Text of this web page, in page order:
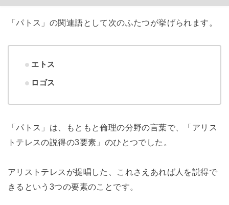
「パトス」の関連語として次のふたつが挙げられます。
エトス
ロゴス
「パトス」は、もともと倫理の分野の言葉で、「アリス
トテレスの説得の3要素」のひとつでした。
アリストテレスが提唱した、これさえあれば人を説得で
きるという3つの要素のことです。